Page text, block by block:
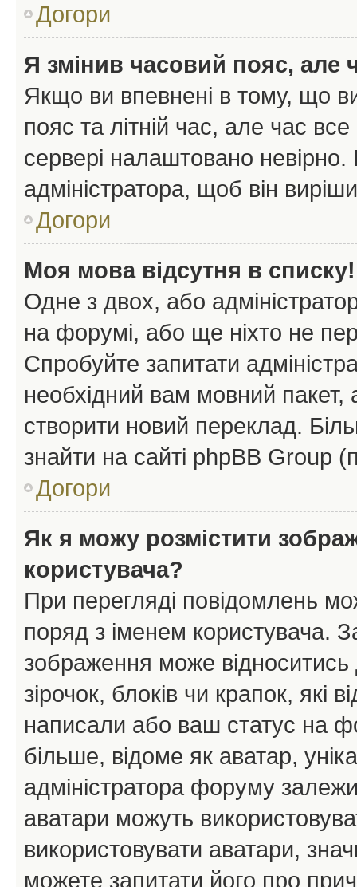
Догори
Я змінив часовий пояс, але
Якщо ви впевнені в тому, що
пояс та літній час, але час
сервері налаштовано
адміністратора, щоб він
Догори
Моя мова відсутня в списку!
Одне з двох, або
на форумі, або ще ніхто не
Спробуйте запитати
необхідний вам мовний
створити новий переклад.
знайти на сайті phpBB Group
Догори
Як я можу розмістити
користувача?
При перегляді повідомлень
поряд з іменем користувача.
зображення може відноситись
зірочок, блоків чи крапок, які
написали або ваш статус на
більше, відоме як аватар,
адміністратора форуму
аватари можуть
використовувати аватари,
можете запитати його про